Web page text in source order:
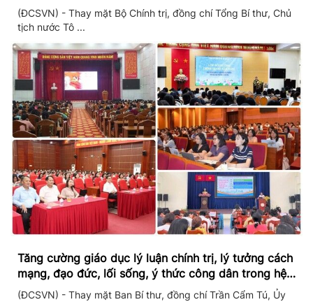
(ĐCSVN) - Thay mặt Bộ Chính trị, đồng chí Tổng Bí thư, Chủ
tịch nước Tô ...
Tăng cường giáo dục lý luận chính trị, lý tưởng cách
mạng, đạo đức, lối sống, ý thức công dân trong hệ
thống giáo dục quốc dân
(ĐCSVN) - Thay mặt Ban Bí thư, đồng chí Trần Cẩm Tú, Ủy